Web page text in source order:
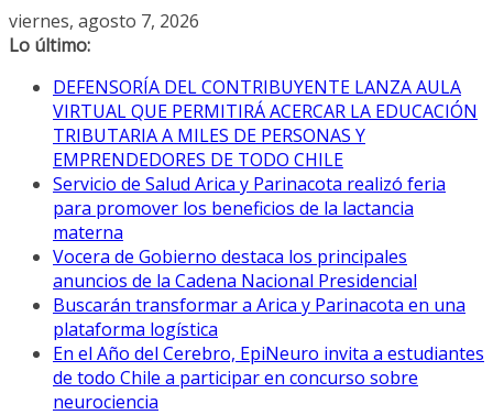
Saltar
al
viernes, agosto 7, 2026
Lo último:
DEFENSORÍA DEL CONTRIBUYENTE LANZA AULA
VIRTUAL QUE PERMITIRÁ ACERCAR LA EDUCACIÓN
TRIBUTARIA A MILES DE PERSONAS Y
EMPRENDEDORES DE TODO CHILE
Servicio de Salud Arica y Parinacota realizó feria
para promover los beneficios de la lactancia
materna
Vocera de Gobierno destaca los principales
anuncios de la Cadena Nacional Presidencial
Buscarán transformar a Arica y Parinacota en una
plataforma logística
En el Año del Cerebro, EpiNeuro invita a estudiantes
de todo Chile a participar en concurso sobre
neurociencia